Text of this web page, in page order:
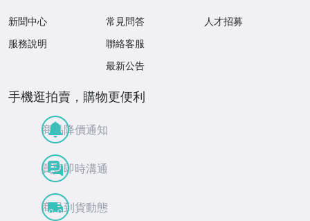
新聞中心
服務說明
常見問答
聯絡客服
最新公告
人才招募
手機逛拍賣，購物更便利
商品降價通知
買賣即時溝通
商品到貨動態